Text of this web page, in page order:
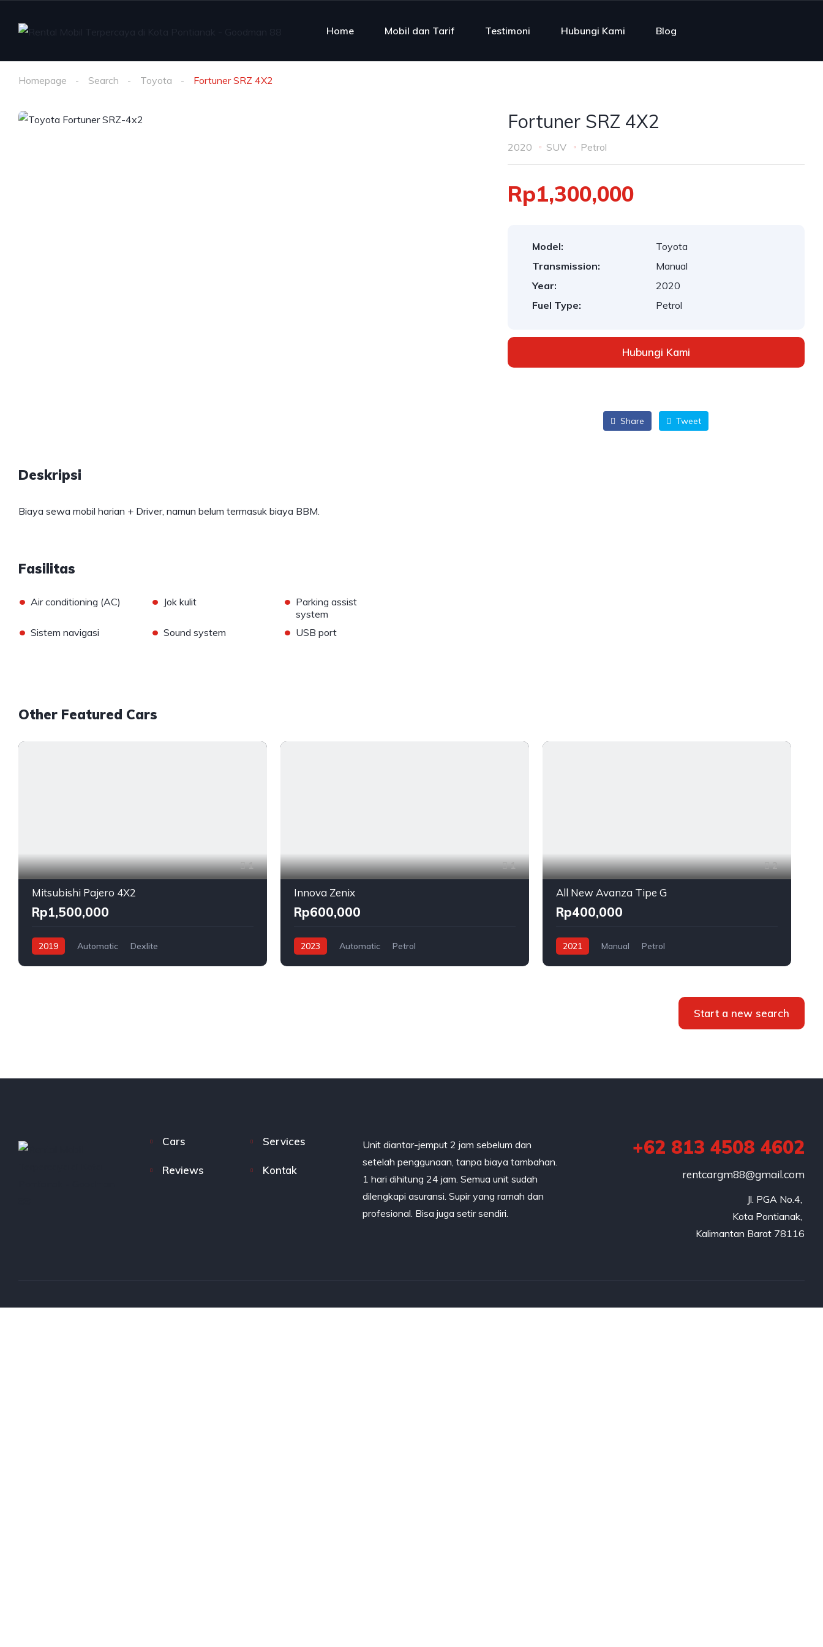
Home Mobil dan Tarif Testimoni Hubungi Kami Blog
Homepage Search Toyota Fortuner SRZ 4X2
Deskripsi
Biaya sewa mobil harian + Driver, namun belum termasuk biaya BBM.
Fasilitas
• Air conditioning (AC) • Jok kulit • Parking assist
system
• Sistem navigasi • Sound system • USB port
Fortuner SRZ 4X2
2020 SUV Petrol
Rp1,300,000
Model:
Toyota
Transmission:
Manual
Year:
2020
Fuel Type:
Petrol
Hubungi Kami
Share Tweet
Other Featured Cars
1
Mitsubishi Pajero 4X2
Rp1,500,000
2019 Automatic Dexlite
1
Innova Zenix
Rp600,000
2023 Automatic Petrol
2
All New Avanza Tipe G
Rp400,000
2021 Manual Petrol
Start a new search
Cars Services
Reviews Kontak
Unit diantar-jemput 2 jam sebelum dan
setelah penggunaan, tanpa biaya tambahan.
1 hari dihitung 24 jam. Semua unit sudah
dilengkapi asuransi. Supir yang ramah dan
profesional. Bisa juga setir sendiri.
+62 813 4508 4602
rentcargm88@gmail.com
Jl. PGA No.4,
Kota Pontianak,
Kalimantan Barat 78116